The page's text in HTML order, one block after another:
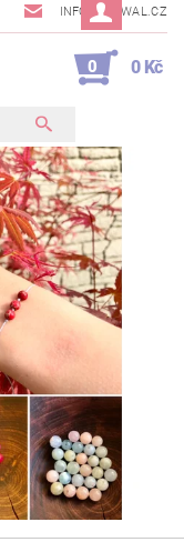
INFO@FLOWAL.CZ
0 0 Kč